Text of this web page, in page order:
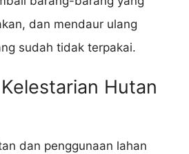
dan mendaur ulang
sudah tidak terpakai.
Hutan
dan penggunaan lahan